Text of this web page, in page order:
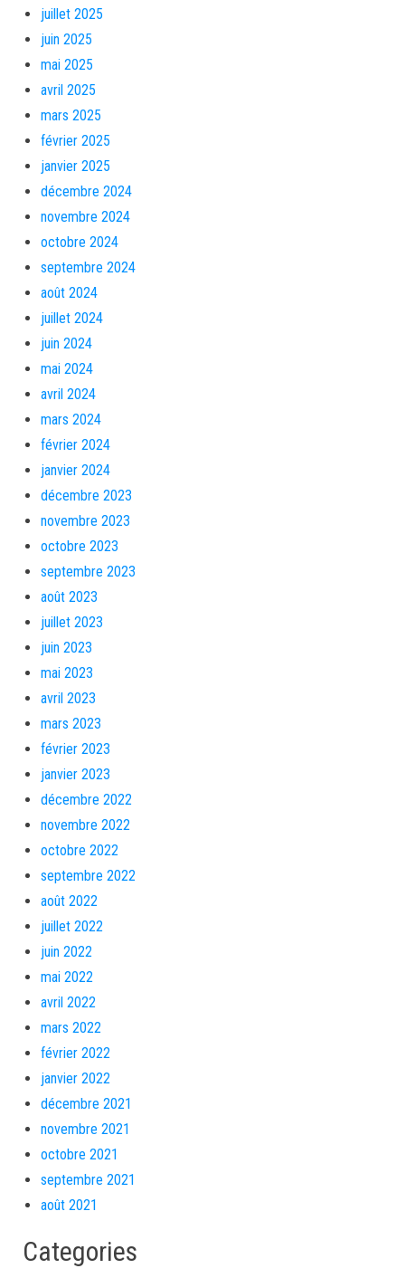
juillet 2025
juin 2025
mai 2025
avril 2025
mars 2025
février 2025
janvier 2025
décembre 2024
novembre 2024
octobre 2024
septembre 2024
août 2024
juillet 2024
juin 2024
mai 2024
avril 2024
mars 2024
février 2024
janvier 2024
décembre 2023
novembre 2023
octobre 2023
septembre 2023
août 2023
juillet 2023
juin 2023
mai 2023
avril 2023
mars 2023
février 2023
janvier 2023
décembre 2022
novembre 2022
octobre 2022
septembre 2022
août 2022
juillet 2022
juin 2022
mai 2022
avril 2022
mars 2022
février 2022
janvier 2022
décembre 2021
novembre 2021
octobre 2021
septembre 2021
août 2021
Categories